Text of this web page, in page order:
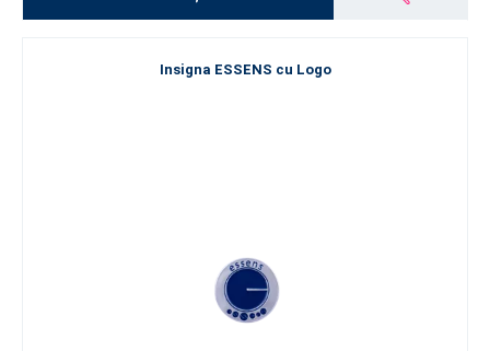
Insigna ESSENS cu Logo